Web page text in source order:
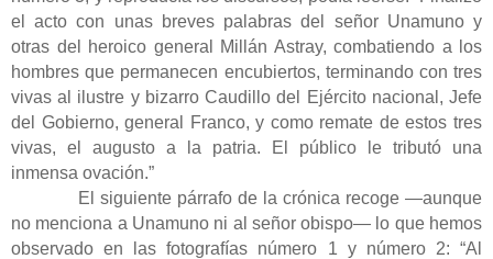
el acto con unas breves palabras del señor Unamuno y
otras del heroico general Millán Astray, combatiendo a los
hombres que permanecen encubiertos, terminando con tres
vivas al ilustre y bizarro Caudillo del Ejército nacional, Jefe
del Gobierno, general Franco, y como remate de estos tres
vivas, el augusto a la patria. El público le tributó una
inmensa ovación.”
El siguiente párrafo de la crónica recoge —aunque
no menciona a Unamuno ni al señor obispo— lo que hemos
observado en las fotografías número 1 y número 2: “Al